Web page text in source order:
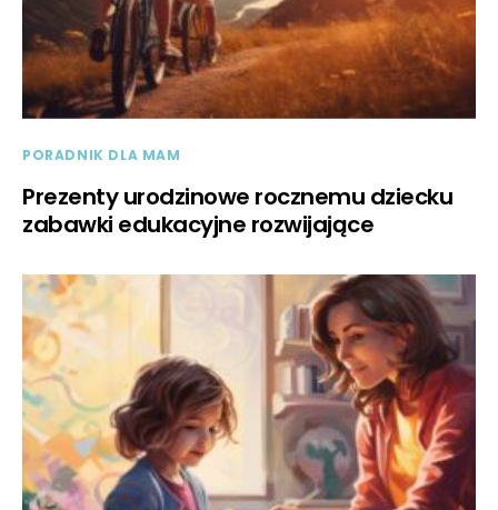
PORADNIK DLA MAM
Prezenty urodzinowe rocznemu dziecku
zabawki edukacyjne rozwijające